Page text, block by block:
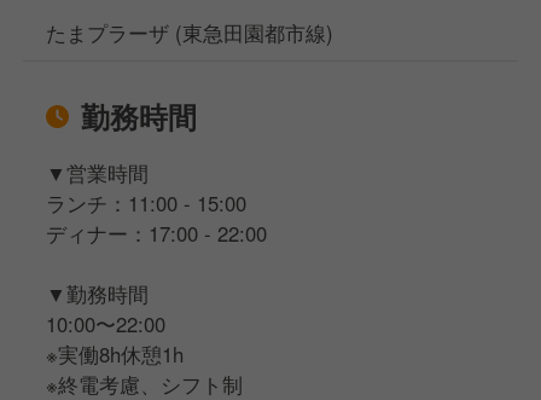
たまプラーザ (東急田園都市線)
勤務時間
▼営業時間
ランチ：11:00 - 15:00
ディナー：17:00 - 22:00
▼勤務時間
10:00〜22:00
※実働8h休憩1h
※終電考慮、シフト制